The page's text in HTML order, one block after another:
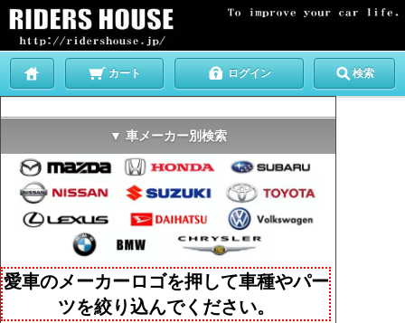
カート ログイン 検索
▼ 車メーカー別検索
愛車のメーカーロゴを押して車種やパー
ツを絞り込んでください。